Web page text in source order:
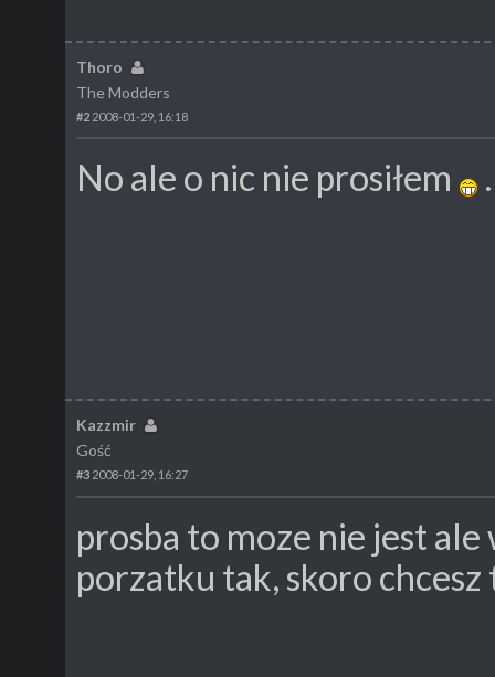
Thoro
The Modders
#2 2008-01-29, 16:18
No ale o nic nie prosiłem
Kazzmir
Gość
#3 2008-01-29, 16:27
prosba to moze nie jest
porzatku tak, skoro